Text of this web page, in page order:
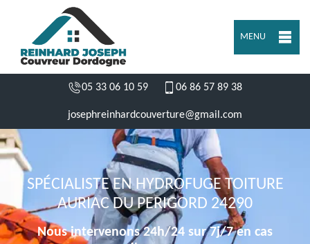
MENU
05 33 06 10 59 06 86 57 89 38
josephreinhardcouverture@gmail.com
SPÉCIALISTE EN HYDROFUGE TOITURE
AURIAC DU PERIGORD 24290
Nous intervenons 24h/24 sur 7j/7 en cas